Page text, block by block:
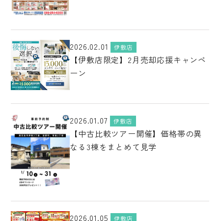
2026.02.01 伊敷店
【伊敷店限定】2月売却応援キャンペ
ーン
2026.01.07 伊敷店
【中古比較ツアー開催】価格帯の異
なる3棟をまとめて見学
2026.01.05 伊敷店